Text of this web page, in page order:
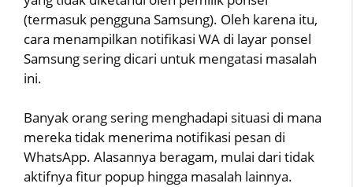
(termasuk pengguna Samsung). Oleh karena itu,
cara menampilkan notifikasi WA di layar ponsel
Samsung sering dicari untuk mengatasi masalah
ini.
Banyak orang sering menghadapi situasi di mana
mereka tidak menerima notifikasi pesan di
WhatsApp. Alasannya beragam, mulai dari tidak
aktifnya fitur popup hingga masalah lainnya.